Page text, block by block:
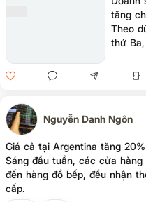
tăng
Theo
thứ
Nguyễn Danh Ngôn
Giá cả tại Argentina tăng
Sáng đầu tuần, các cửa
đến hàng đồ bếp, đều nhận
cấp.